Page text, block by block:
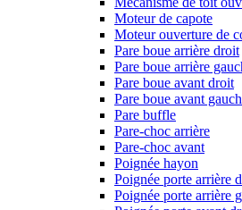
Moteur de capote
Moteur ouverture de
Pare boue arrière droit
Pare boue arrière
Pare boue avant droit
Pare boue avant
Pare buffle
Pare-choc arrière
Pare-choc avant
Poignée hayon
Poignée porte arrière
Poignée porte arrière